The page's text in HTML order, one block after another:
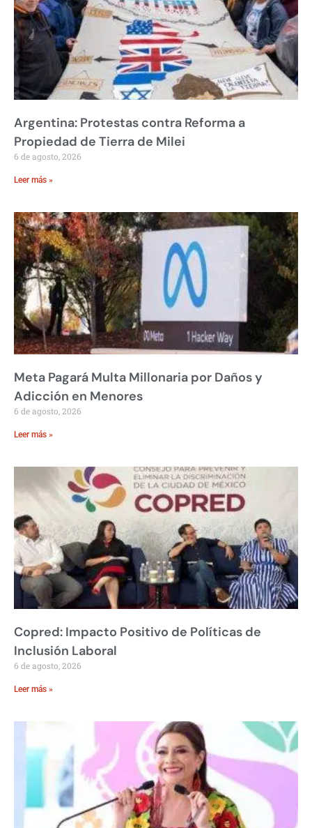
Argentina: Protestas contra Reforma a
Propiedad de Tierra de Milei
6 de agosto, 2026
Leer más »
Meta Pagará Multa Millonaria por Daños y
Adicción en Menores
6 de agosto, 2026
Leer más »
Copred: Impacto Positivo de Políticas de
Inclusión Laboral
6 de agosto, 2026
Leer más »